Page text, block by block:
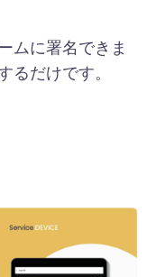
ムに署名できま
るだけです。